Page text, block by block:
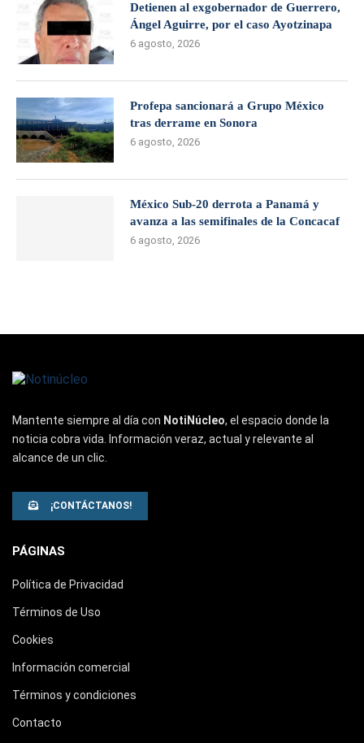
Detienen al exgobernador de Guerrero,
Ángel Aguirre, por el caso Ayotzinapa
6 agosto, 2026
Profepa sancionará a Grupo México
tras derrame en Sonora
6 agosto, 2026
México Sub-20 derrota a Panamá y
avanza a las semifinales de la Concacaf
6 agosto, 2026
Mantente siempre al día con NotiNúcleo, el espacio donde la
noticia cobra vida. Información veraz, actual y relevante al
alcance de un clic.
¡CONTÁCTANOS!
PÁGINAS
Política de Privacidad
Términos de Uso
Cookies
Información comercial
Términos y condiciones
Contacto